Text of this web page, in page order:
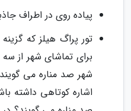
پیاده روی در اطراف
تور پراگ هیلز که
برای تماشای شهر از
شهر صد مناره می
اشاره کوتاهی داشته